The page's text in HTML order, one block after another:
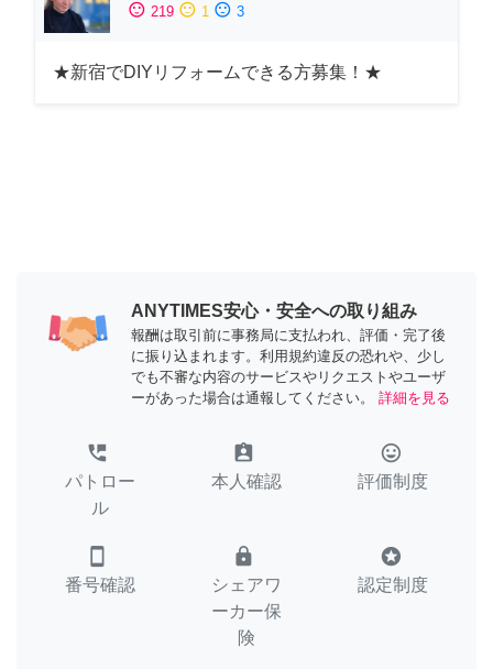
sentiment_satisfied 219 sentiment_neutral 1 sentiment_dissatisfied 3
★新宿でDIYリフォームできる方募集！★
ANYTIMES安心・安全への取り組み
報酬は取引前に事務局に支払われ、評価・完了後
に振り込まれます。利用規約違反の恐れや、少し
でも不審な内容のサービスやリクエストやユーザ
ーがあった場合は通報してください。
詳細を見る
perm_phone_msg
パトロー
ル
assignment_ind
本人確認
tag_faces
評価制度
smartphone
番号確認
lock
シェアワ
ーカー保
険
stars
認定制度